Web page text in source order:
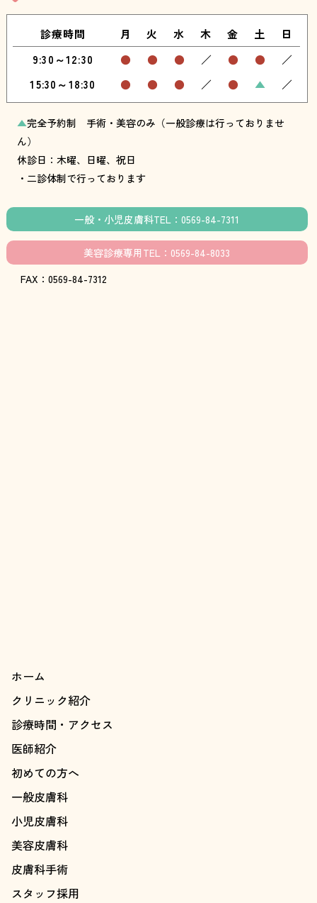
診療時間 月 火 水 木 金 土
日
9:30～12:30
● ● ● ／ ● ●
／
15:30～18:30
● ● ● ／ ● ▲ ／
▲完全予約制 手術・美容のみ（一般診療は行っておりませ
ん）
休診日：木曜、日曜、祝日
・二診体制で行っております
一般・小児皮膚科TEL：0569-84-7311
美容診療専用TEL：0569-84-8033
FAX：0569-84-7312
ホーム
クリニック紹介
診療時間・アクセス
医師紹介
初めての方へ
一般皮膚科
小児皮膚科
美容皮膚科
皮膚科手術
スタッフ採用